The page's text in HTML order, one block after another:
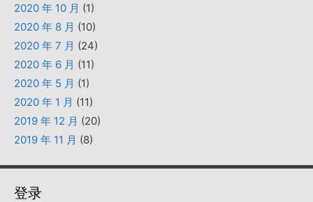
2020 年 10 月 (1)
2020 年 8 月 (10)
2020 年 7 月 (24)
2020 年 6 月 (11)
2020 年 5 月 (1)
2020 年 1 月 (11)
2019 年 12 月 (20)
2019 年 11 月 (8)
登录